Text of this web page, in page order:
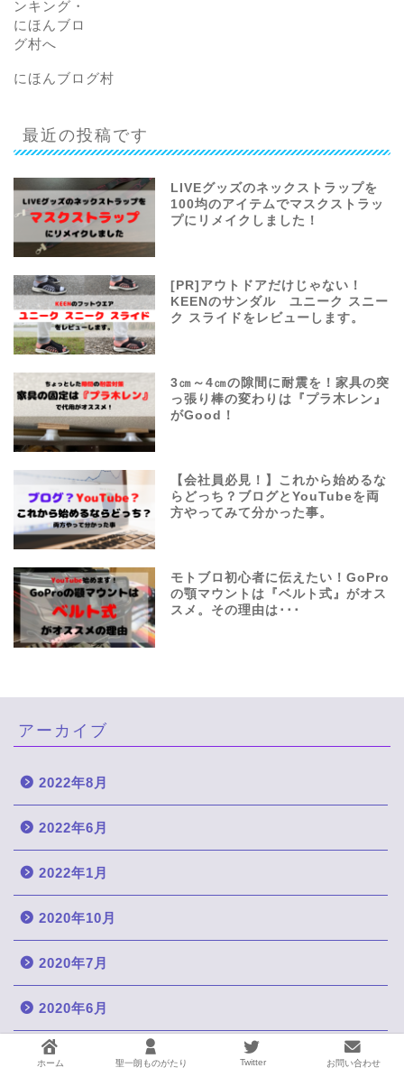
にほんブログ村
最近の投稿です
LIVEグッズのネックストラップを
100均のアイテムでマスクストラッ
プにリメイクしました！
[PR]アウトドアだけじゃない！
KEENのサンダル ユニーク スニー
ク スライドをレビューします。
3㎝～4㎝の隙間に耐震を！家具の突
っ張り棒の変わりは『プラ木レン』
がGood！
【会社員必見！】これから始めるな
らどっち？ブログとYouTubeを両
方やってみて分かった事。
モトブロ初心者に伝えたい！GoPro
の顎マウントは『ベルト式』がオス
スメ。その理由は･･･
アーカイブ
2022年8月
2022年6月
2022年1月
2020年10月
2020年7月
2020年6月
2020年5月
ホーム 聖一朗ものがたり Twitter お問い合わせ